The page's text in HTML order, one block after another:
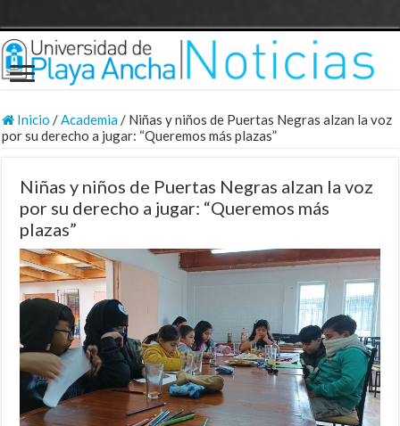
Inicio /Academia/ Niñas y niños de Puertas Negras alzan la voz
por su derecho a jugar: “Queremos más plazas”
Niñas y niños de Puertas Negras alzan la voz
por su derecho a jugar: “Queremos más
plazas”